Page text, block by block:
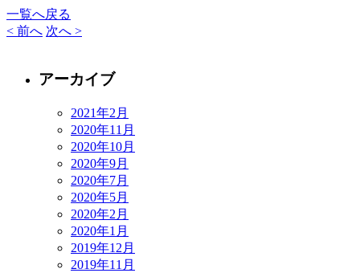
一覧へ戻る
< 前へ 次へ >
アーカイブ
2021年2月
2020年11月
2020年10月
2020年9月
2020年7月
2020年5月
2020年2月
2020年1月
2019年12月
2019年11月